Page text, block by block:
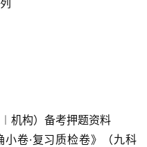
机构）备考押题资料
卷·复习质检卷》（九科